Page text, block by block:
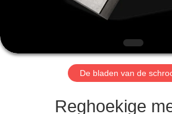
De bladen van de
Reghoekige